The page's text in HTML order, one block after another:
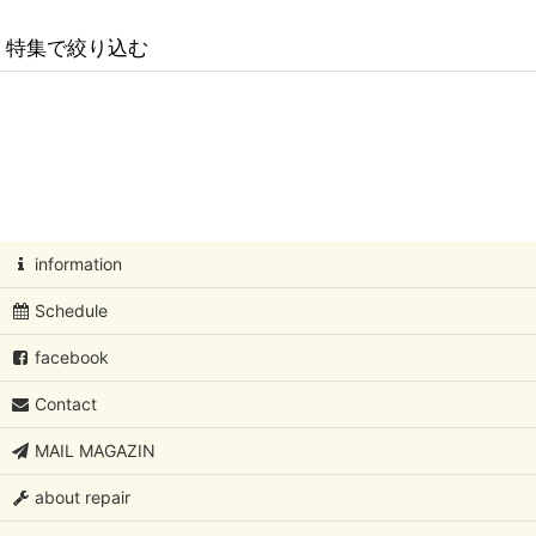
並び順:
特集で絞り込む
フローラ/ファウナ/ツンドラ/カステヘルミ /Oiva Toikka/オイバ・ト
Kaj Franck/カイ・フランク
Rut Bryk/ルート・ブリュック
Birger Kaipiainen/ビルガーカイピアイネン
Sylvia Leuchovius/シルビア・レウショブス
information
Schedule
facebook
Contact
MAIL MAGAZIN
about repair